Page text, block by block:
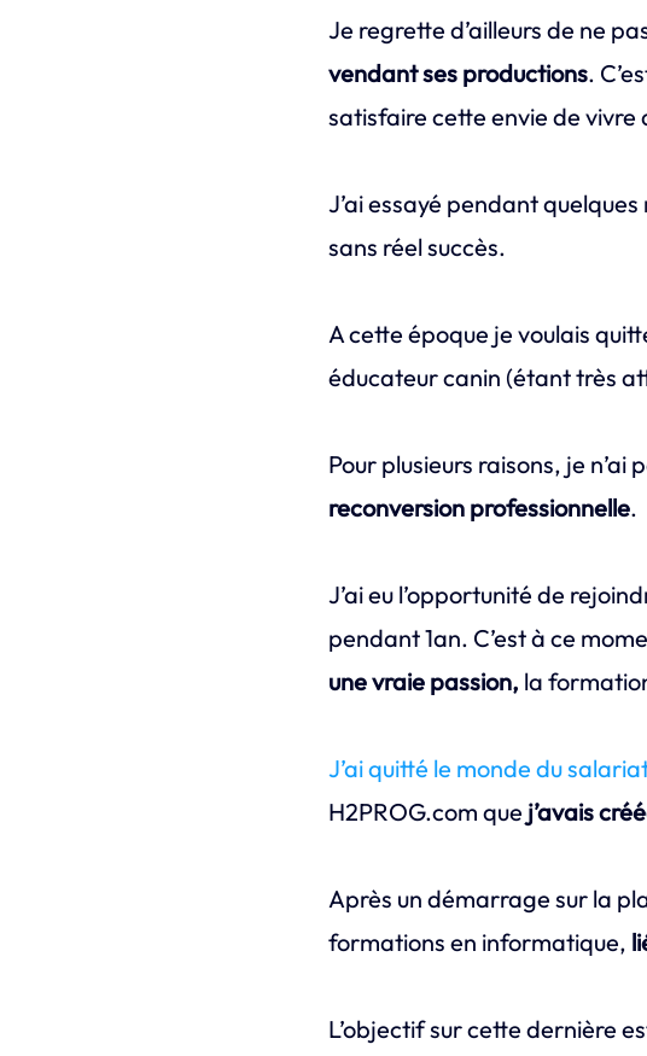
Je regrette d’ailleurs de ne
vendant ses productions.
satisfaire cette envie de vivre
J’ai essayé pendant quelques
sans réel succès.
A cette époque je voulais
éducateur canin (étant très
Pour plusieurs raisons, je n’ai
reconversion professionnelle.
J’ai eu l’opportunité de
pendant 1an. C’est à ce
une vraie passion, la
J’ai quitté le monde du
H2PROG.com que j’avais
Après un démarrage sur la
formations en informatique,
L’objectif sur cette dernière